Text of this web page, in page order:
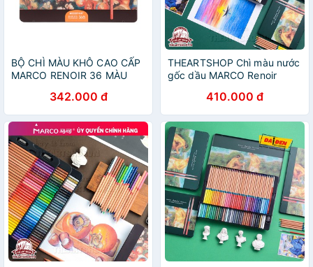
BỘ CHÌ MÀU KHÔ CAO CẤP
MARCO RENOIR 36 MÀU
342.000 đ
THEARTSHOP Chì màu nước
gốc dầu MARCO Renoir
hãng MARCO 3120
410.000 đ